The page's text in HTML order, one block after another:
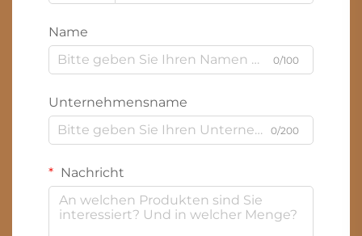
Name
0/100
Unternehmensname
0/200
Nachricht